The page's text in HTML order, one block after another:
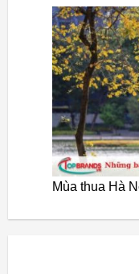
Mùa thua Hà